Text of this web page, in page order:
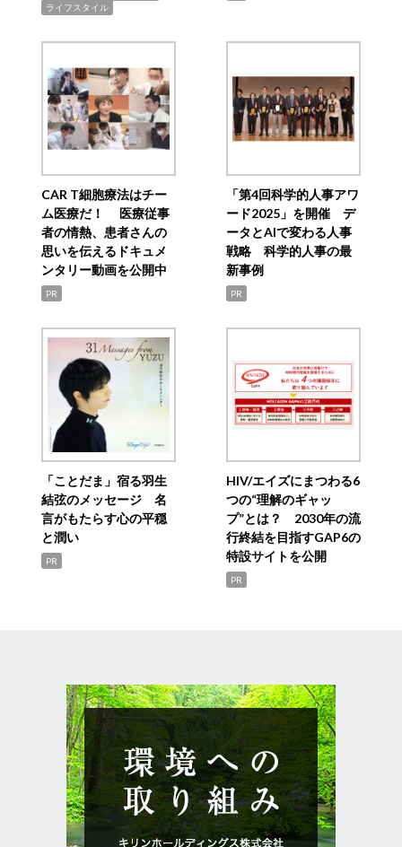
ライフスタイル
CAR T細胞療法はチー
ム医療だ！ 医療従事
者の情熱、患者さんの
思いを伝えるドキュメ
ンタリー動画を公開中
PR
「第4回科学的人事アワ
ード2025」を開催 デ
ータとAIで変わる人事
戦略 科学的人事の最
新事例
PR
「ことだま」宿る羽生
結弦のメッセージ 名
言がもたらす心の平穏
と潤い
PR
HIV/エイズにまつわる6
つの“理解のギャッ
プ”とは？ 2030年の流
行終結を目指すGAP6の
特設サイトを公開
PR